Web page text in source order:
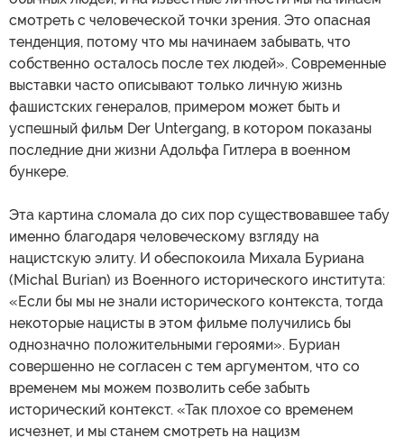
смотреть с человеческой точки зрения. Это опасная
тенденция, потому что мы начинаем забывать, что
собственно осталось после тех людей». Современные
выставки часто описывают только личную жизнь
фашистских генералов, примером может быть и
успешный фильм Der Untergang, в котором показаны
последние дни жизни Адольфа Гитлера в военном
бункере.
Эта картина сломала до сих пор существовавшее табу
именно благодаря человеческому взгляду на
нацистскую элиту. И обеспокоила Михала Буриана
(Michal Burian) из Военного исторического института:
«Если бы мы не знали исторического контекста, тогда
некоторые нацисты в этом фильме получились бы
однозначно положительными героями». Буриан
совершенно не согласен с тем аргументом, что со
временем мы можем позволить себе забыть
исторический контекст. «Так плохое со временем
исчезнет, и мы станем смотреть на нацизм